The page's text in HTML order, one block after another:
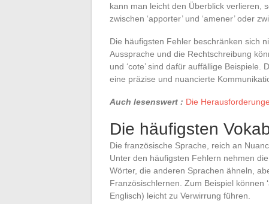
kann man leicht den Überblick verlieren,
zwischen ‘apporter’ und ‘amener’ oder
Die häufigsten Fehler beschränken sich
Aussprache und die Rechtschreibung
und ‘cote’ sind dafür auffällige
eine präzise und nuancierte
Auch lesenswert : Die
Die häufigsten
Die französische Sprache, reich an
Unter den häufigsten Fehlern nehmen die
Wörter, die anderen Sprachen ähneln,
Französischlernen. Zum Beispiel können
Englisch) leicht zu Verwirrung führen.